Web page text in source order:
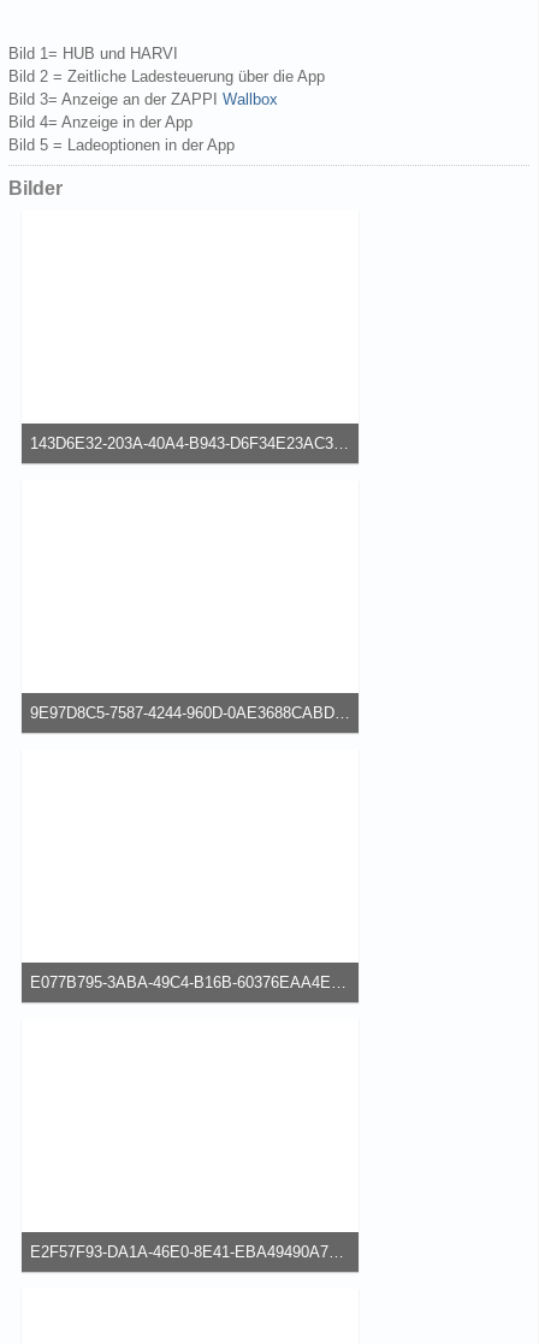
Bild 1= HUB und HARVI
Bild 2 = Zeitliche Ladesteuerung über die App
Bild 3= Anzeige an der ZAPPI Wallbox
Bild 4= Anzeige in der App
Bild 5 = Ladeoptionen in der App
Bilder
143D6E32-203A-40A4-B943-D6F34E23AC35.jpeg
60,44 kB, 640×480, 72 mal angesehen
9E97D8C5-7587-4244-960D-0AE3688CABD7.png
104,71 kB, 337×600, 65 mal angesehen
E077B795-3ABA-49C4-B16B-60376EAA4ED8.jpeg
42,95 kB, 640×480, 62 mal angesehen
E2F57F93-DA1A-46E0-8E41-EBA49490A7C1.png
167,29 kB, 337×600, 71 mal angesehen